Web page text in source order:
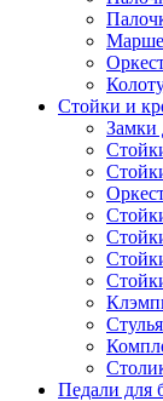
Стойки и
Замки
Педали для